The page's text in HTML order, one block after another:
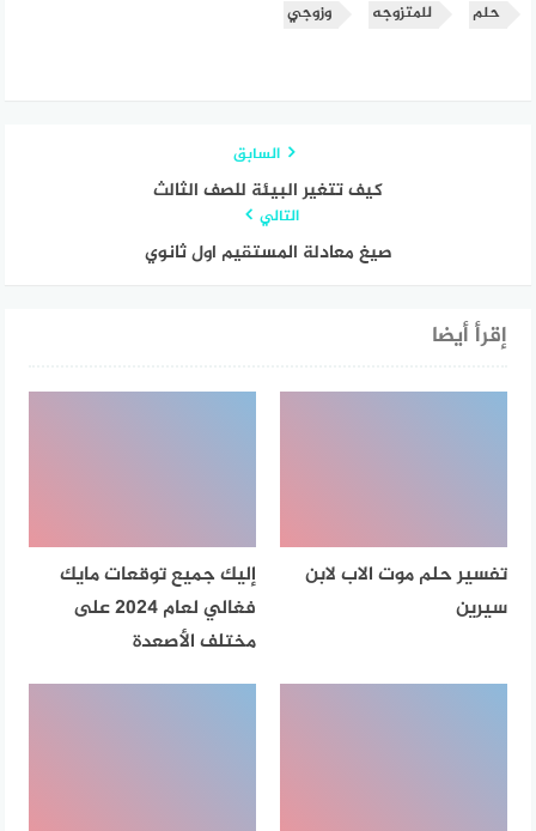
حلم للمتزوجه وزوجي
السابق
كيف تتغير البيئة للصف الثالث
التالي
صيغ معادلة المستقيم اول ثانوي
إقرأ أيضا
تفسير حلم موت الاب لابن
سيرين
إليك جميع توقعات مايك
فغالي لعام 2024 على
مختلف الأصعدة